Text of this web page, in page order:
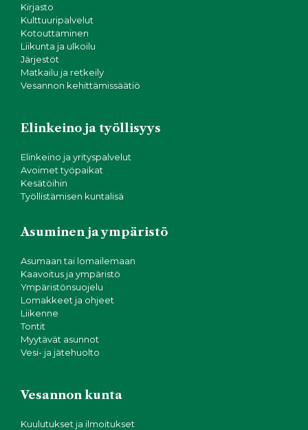
Kirjasto
Kulttuuripalvelut
Kotouttaminen
Liikunta ja ulkoilu
Järjestöt
Matkailu ja retkeily
Vesannon kehittämissäätiö
Elinkeino ja työllisyys
Elinkeino ja yrityspalvelut
Avoimet työpaikat
Kesätöihin
Työllistämisen kuntalisä
Asuminen ja ympäristö
Asumaan tai lomailemaan
Kaavoitus ja ympäristö
Ympäristönsuojelu
Lomakkeet ja ohjeet
Liikenne
Tontit
Myytävät asunnot
Vesi- ja jätehuolto
Vesannon kunta
Kuulutukset ja ilmoitukset